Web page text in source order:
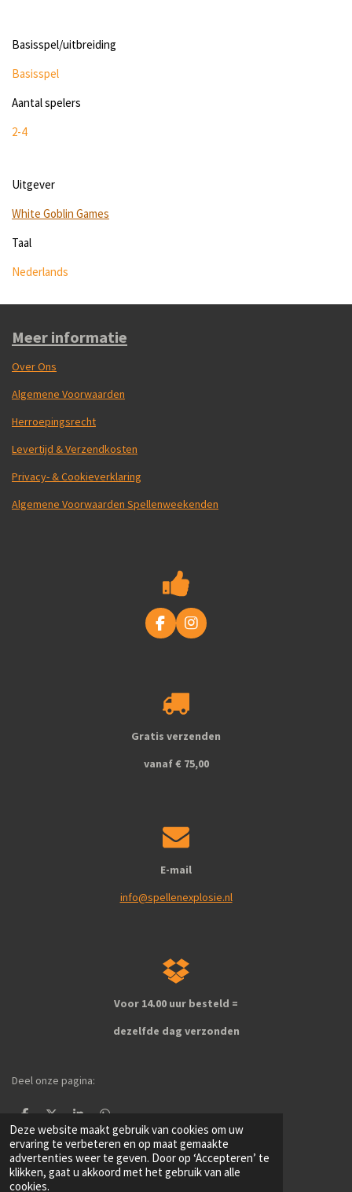
Deze website maakt gebruik van cookies om uw
ervaring te verbeteren en op maat gemaakte
advertenties weer te geven. Door op ‘Accepteren’ te
klikken, gaat u akkoord met het gebruik van alle
cookies.
Basisspel/uitbreiding
Basisspel
Aantal spelers
2-4
Uitgever
White Goblin Games
Taal
Nederlands
Meer informatie
Over Ons
Algemene Voorwaarden
Herroepingsrecht
Levertijd & Verzendkosten
Privacy- & Cookieverklaring
Algemene Voorwaarden Spellenweekenden
F
a
o
o
I
n
m
Gratis verzenden
vanaf € 75,00
E-mail
info@spellenexplosie.nl
Voor 14.00 uur besteld =
dezelfde dag verzonden
Deel onze pagina:
e
l
e
n
e
e
l
h
a
r
e
e
l
e
n
R
a
1 2 3 4 5
S
t